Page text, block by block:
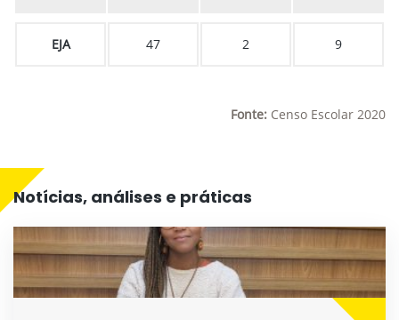
EJA 47 2 9
Fonte: Censo Escolar 2020
Notícias, análises e práticas